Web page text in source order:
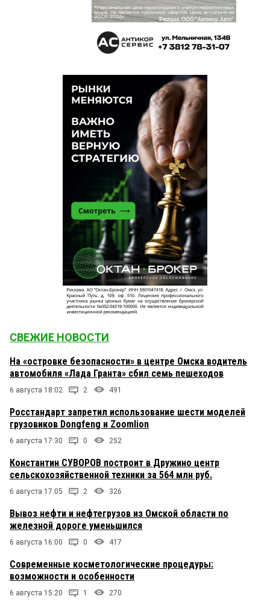
СВЕЖИЕ НОВОСТИ
На «островке безопасности» в центре Омска водитель
автомобиля «Лада Гранта» сбил семь пешеходов
6 августа 18:02 2 491
Росстандарт запретил использование шести моделей
грузовиков Dongfeng и Zoomlion
6 августа 17:30 0 252
Константин СУВОРОВ построит в Дружино центр
сельскохозяйственной техники за 564 млн руб.
6 августа 17:05 2 326
Вывоз нефти и нефтегрузов из Омской области по
железной дороге уменьшился
6 августа 16:00 0 417
Современные косметологические процедуры:
возможности и особенности
6 августа 15:20 1 270